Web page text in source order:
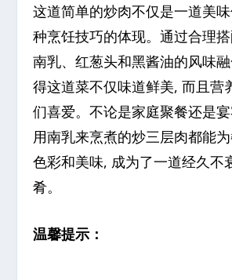
这道简单的炒肉不仅是一道美
种烹饪技巧的体现。通过合理
南乳、红葱头和黑酱油的风味
得这道菜不仅味道鲜美, 而且营
们喜爱。不论是家庭聚餐还是
用南乳来烹煮的炒三层肉都能
色彩和美味, 成为了一道经久不
肴。
温馨提示：